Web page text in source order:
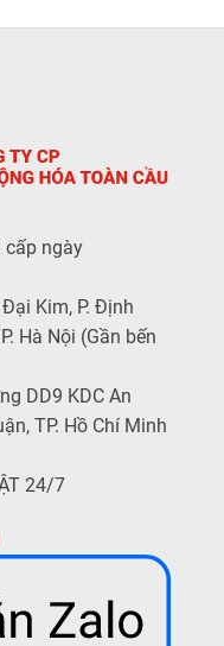
cấp ngày
Kim, P. Định
Hà Nội (Gần bến
DD9 KDC An
TP. Hồ Chí Minh
24/7